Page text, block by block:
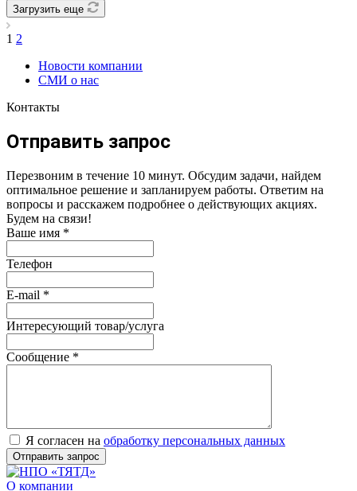
Загрузить еще
1 2
Новости компании
СМИ о нас
Контакты
Отправить запрос
Перезвоним в течение 10 минут. Обсудим задачи, найдем
оптимальное решение и запланируем работы. Ответим на
вопросы и расскажем подробнее о действующих акциях.
Будем на связи!
Ваше имя *
Телефон
E-mail *
Интересующий товар/услуга
Сообщение *
Я согласен на обработку персональных данных
О компании